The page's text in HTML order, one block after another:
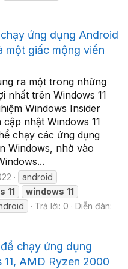
ứng dụng Android
một giấc mộng viển
ra một trong những
nhất trên Windows 11
Windows Insider
nhật Windows 11
chạy các ứng dụng
Windows, nhờ vào
android
11 windows 11
Trả lời: 0
Diễn đàn:
chạy ứng dụng
AMD Ryzen 2000